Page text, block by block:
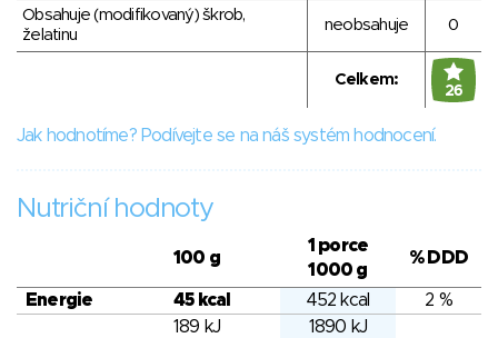
Obsahuje (modifikovaný) škrob,
želatinu
neobsahuje 0
Celkem:
26
Jak hodnotíme? Podívejte se na náš systém hodnocení.
Nutriční hodnoty
100 g
1 porce
1000 g
% DDD
Energie 45 kcal 452 kcal
2 %
189 kJ
1890 kJ